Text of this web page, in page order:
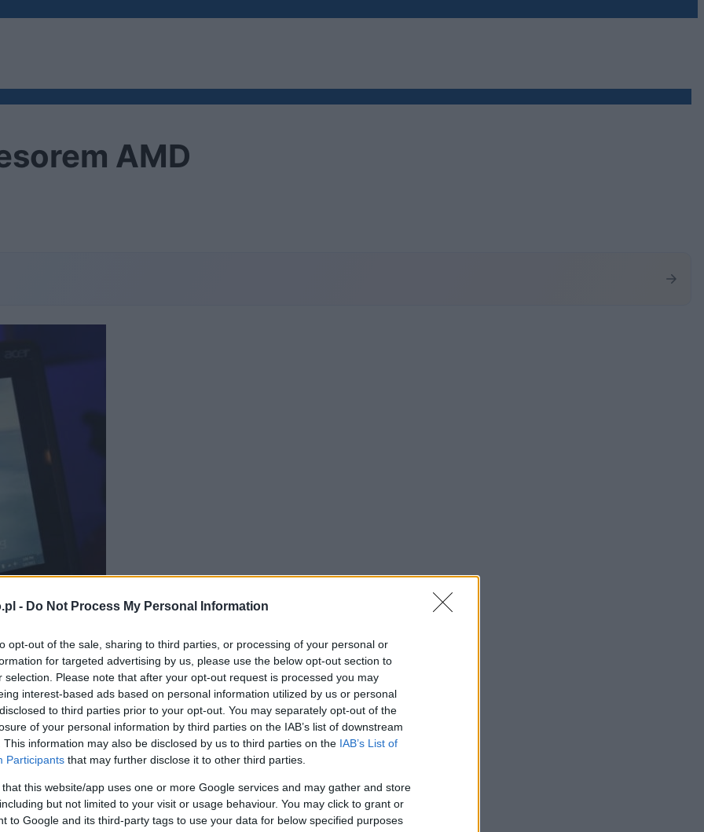
- Do Not Process My Personal Information
opt-out of the sale, sharing to third parties, or processing of your personal or
for targeted advertising by us, please use the below opt-out section to
selection. Please note that after your opt-out request is processed you may
interest-based ads based on personal information utilized by us or personal
to third parties prior to your opt-out. You may separately opt-out of the
of your personal information by third parties on the IAB’s list of downstream
This information may also be disclosed by us to third parties on the IAB’s List of
Participants that may further disclose it to other third parties.
that this website/app uses one or more Google services and may gather and store
but not limited to your visit or usage behaviour. You may click to grant or
to Google and its third-party tags to use your data for below specified purposes
AMD